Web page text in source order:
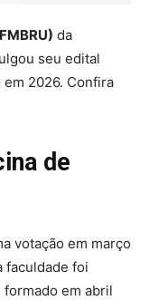
da
seu edital
2026. Confira
de
votação em março
faculdade foi
formado em abril